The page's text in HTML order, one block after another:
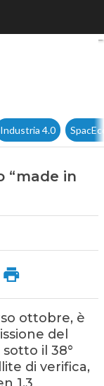
primo razzo
Industria 4.0
“made in
ottobre, è
del
il 38°
di verifica,